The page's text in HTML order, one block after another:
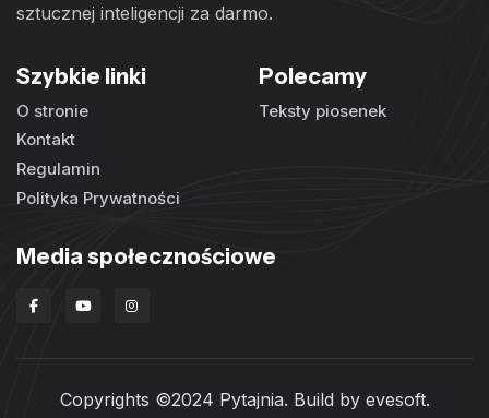
sztucznej inteligencji za darmo.
Szybkie linki
O stronie
Kontakt
Regulamin
Polityka Prywatności
Polecamy
Teksty piosenek
Media społecznościowe
Copyrights ©2024 Pytajnia. Build by evesoft.